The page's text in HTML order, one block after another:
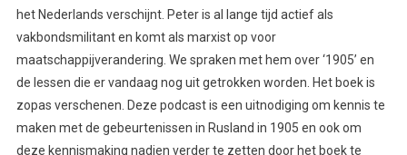
het Nederlands verschijnt. Peter is al lange tijd actief als
vakbondsmilitant en komt als marxist op voor
maatschappijverandering. We spraken met hem over ‘1905’ en
de lessen die er vandaag nog uit getrokken worden. Het boek is
zopas verschenen. Deze podcast is een uitnodiging om kennis te
maken met de gebeurtenissen in Rusland in 1905 en ook om
deze kennismaking nadien verder te zetten door het boek te